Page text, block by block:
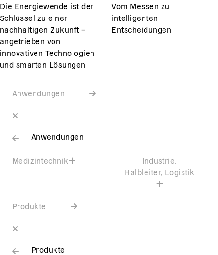
Die Energiewende ist der
Schlüssel zu einer
nachhaltigen Zukunft –
angetrieben von
innovativen Technologien
und smarten Lösungen
Vom Messen zu
intelligenten
Entscheidungen
Anwendungen
Anwendungen
Medizintechnik
Industrie,
Halbleiter, Logistik
Produkte
Produkte